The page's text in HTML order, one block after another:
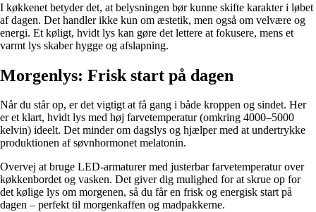
I køkkenet betyder det, at belysningen bør kunne skifte karakter i løbet
af dagen. Det handler ikke kun om æstetik, men også om velvære og
energi. Et køligt, hvidt lys kan gøre det lettere at fokusere, mens et
varmt lys skaber hygge og afslapning.
Morgenlys: Frisk start på dagen
Når du står op, er det vigtigt at få gang i både kroppen og sindet. Her
er et klart, hvidt lys med høj farvetemperatur (omkring 4000–5000
kelvin) ideelt. Det minder om dagslys og hjælper med at undertrykke
produktionen af søvnhormonet melatonin.
Overvej at bruge LED-armaturer med justerbar farvetemperatur over
køkkenbordet og vasken. Det giver dig mulighed for at skrue op for
det kølige lys om morgenen, så du får en frisk og energisk start på
dagen – perfekt til morgenkaffen og madpakkerne.